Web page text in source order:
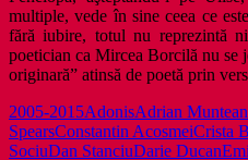
multiple, vede în sine ceea ce
fără iubire, totul nu reprezintă
poetician ca Mircea Borcilă nu se
originară” atinsă de poetă prin
2005-2015AdonisAdrian
SpearsConstantin AcosmeiCrista
SociuDan StanciuDarie Ducan